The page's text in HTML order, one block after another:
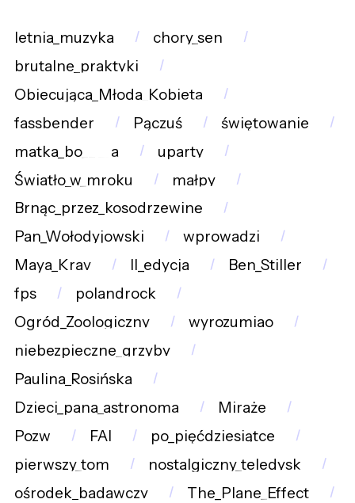
letnia_muzyka
chory_sen
brutalne_praktyki
Obiecująca_Młoda_Kobieta
fassbender
Pączuś
świętowanie
matka_bo__ __a
uparty
Światło_w_mroku
małpy
Brnąc_przez_kosodrzewinę
Pan_Wołodyjowski
wprowadzi
Maya_Krav
II_edycja
Ben_Stiller
fps
polandrock
Ogród_Zoologiczny
wyrozumiao
niebezpieczne_grzyby
Paulina_Rosińska
Dzieci_pana_astronoma
Miraże
Pozw
FAI
po_pięćdziesiątce
pierwszy_tom
nostalgiczny_teledysk
ośrodek_badawczy
The_Plane_Effect